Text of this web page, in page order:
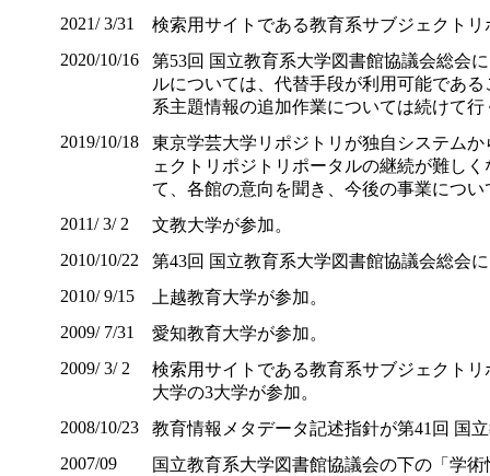
2021/ 3/31
検索用サイトである教育系サブジェクト
2020/10/16
第53回 国立教育系大学図書館協議会総会
ルについては、代替手段が利用可能であ
系主題情報の追加作業については続けて
2019/10/18
東京学芸大学リポジトリが独自システム
ェクトリポジトリポータルの継続が難し
て、各館の意向を聞き、今後の事業につい
2011/ 3/ 2
文教大学が参加。
2010/10/22
第43回 国立教育系大学図書館協議会総会
2010/ 9/15
上越教育大学が参加。
2009/ 7/31
愛知教育大学が参加。
2009/ 3/ 2
検索用サイトである教育系サブジェクト
大学の3大学が参加。
2008/10/23
教育情報メタデータ記述指針が第41回 国
2007/09
国立教育系大学図書館協議会の下の「学